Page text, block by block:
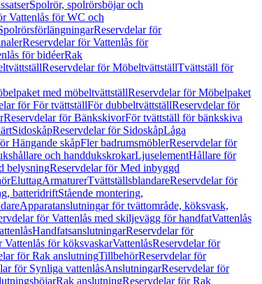
Spolrör, spolrörsböjar och
Vattenlås för WC och
Reservdelar för
Reservdelar för Vattenlås för
för bidéerRak
Reservdelar för MöbeltvättställTvättställ för
med möbeltvättställReservdelar för Möbelpaket
för För tvättställFör dubbeltvättställReservdelar för
Reservdelar för BänkskivorFör tvättställ för bänkskiva
SidoskåpReservdelar för SidoskåpLåga
Hängande skåpFler badrumsmöblerReservdelar för
och handdukskrokarLjuselementHållare för
belysningReservdelar för Med inbyggd
EluttagArmaturerTvättställsblandareReservdelar för
batteridriftStående montering,
Apparatanslutningar för tvättområde, köksvask,
för Vattenlås med skiljevägg för handfatVattenlås
HandfatsanslutningarReservdelar för
Vattenlås för köksvaskarVattenlåsReservdelar för
för Rak anslutningTillbehörReservdelar för
för Synliga vattenlåsAnslutningarReservdelar för
Rak anslutningReservdelar för Rak